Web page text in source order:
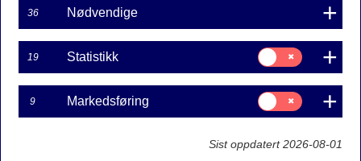
36 Nødvendige
19 Statistikk
Samtykke
til:
Statistikk
9 Markedsføring
Samtykke
til:
Markedsføring
Sist oppdatert 2026-08-01